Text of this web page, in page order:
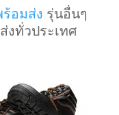
ร้อมส่ง รุ่นอื่นๆ
งทั่วประเทศ